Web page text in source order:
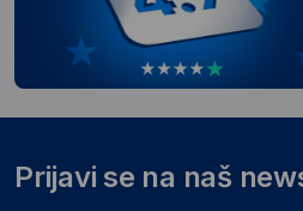
Prijavi se na naš